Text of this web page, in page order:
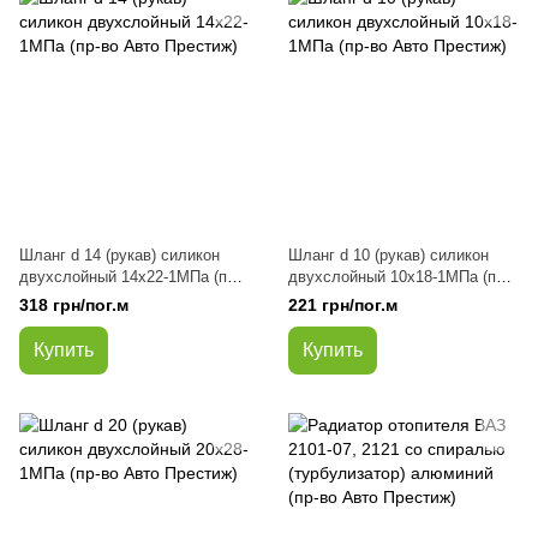
Шланг d 14 (рукав) силикон
двухслойный 14х22-1МПа (пр-
во Авто Престиж)
318 грн/пог.м
Купить
Шланг d 10 (рукав) силикон
двухслойный 10х18-1МПа (пр-
во Авто Престиж)
221 грн/пог.м
Купить